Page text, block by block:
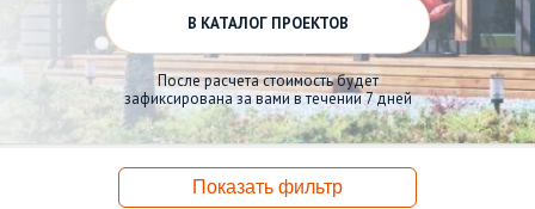
В КАТАЛОГ ПРОЕКТОВ
После расчета стоимость будет
зафиксирована за вами в течении 7 дней
Показать фильтр